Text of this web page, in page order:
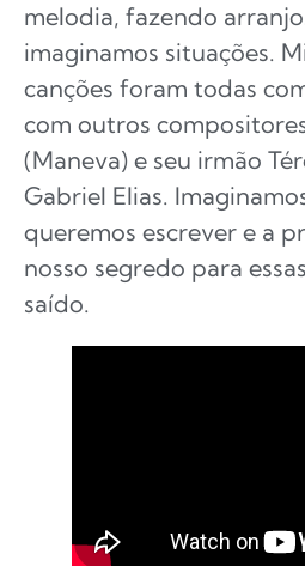
melodia, fazendo
imaginamos situações.
canções foram todas
com outros
(Maneva) e seu irmão
Gabriel Elias.
queremos escrever e a
nosso segredo para
saído.